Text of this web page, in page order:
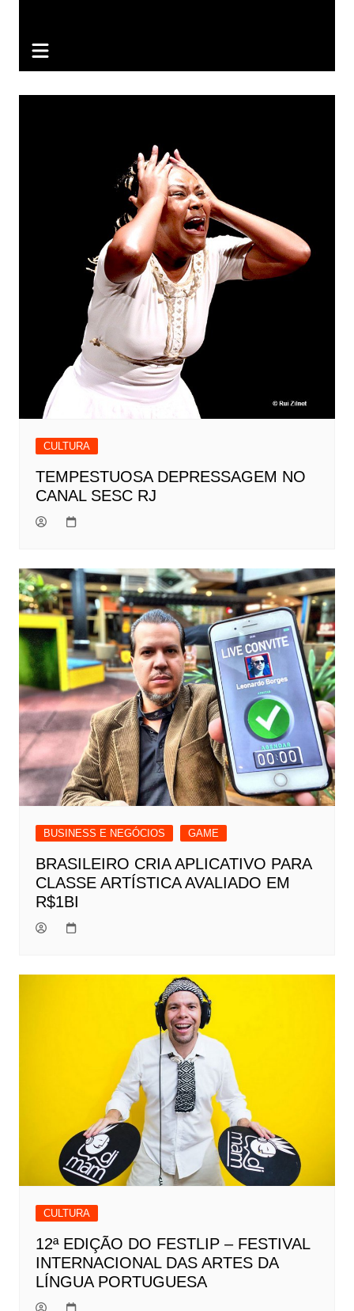
CULTURA
TEMPESTUOSA DEPRESSAGEM NO
CANAL SESC RJ
BUSINESS E NEGÓCIOS GAME
BRASILEIRO CRIA APLICATIVO PARA
CLASSE ARTÍSTICA AVALIADO EM
R$1BI
CULTURA
12ª EDIÇÃO DO FESTLIP – FESTIVAL
INTERNACIONAL DAS ARTES DA
LÍNGUA PORTUGUESA